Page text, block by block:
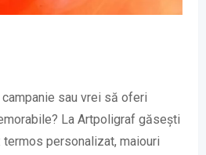
sau vrei să oferi
La Artpoligraf găsești
personalizat, maiouri